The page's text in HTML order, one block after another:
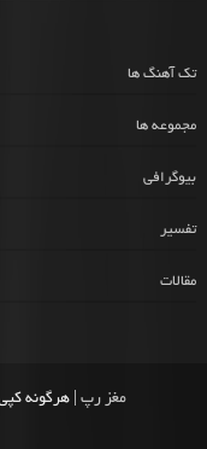
تک آهنگ ها
مجموعه ها
بیوگرافی
تفسیر
مقالات
مغز رپ | هرگونه